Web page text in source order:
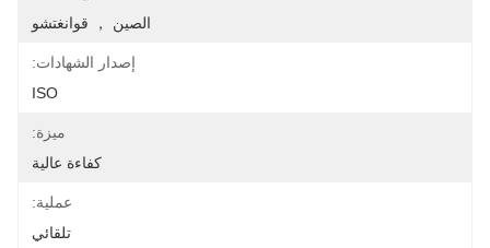
الصين ， قوانغتشو
إصدار الشهادات:
ISO
ميزة:
كفاءة عالية
عملية:
تلقائي